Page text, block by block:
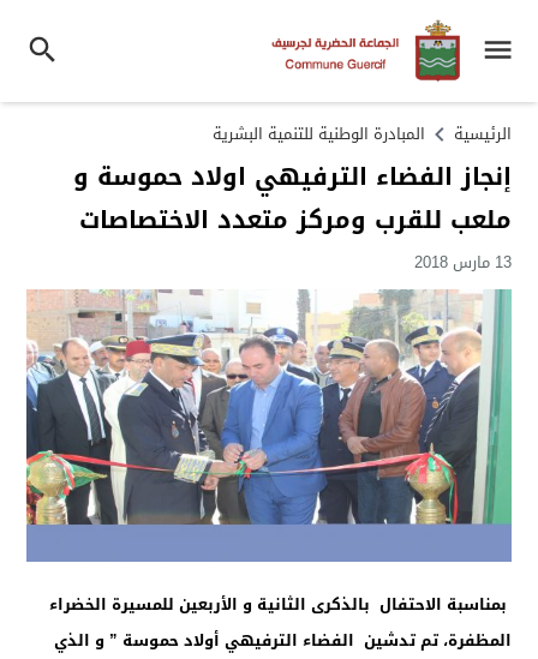
الرئيسية المبادرة الوطنية للتنمية البشرية
إنجاز الفضاء الترفيهي اولاد حموسة و
ملعب للقرب ومركز متعدد الاختصاصات
13 مارس 2018
بمناسبة الاحتفال بالذكرى الثانية و الأربعين للمسيرة الخضراء
المظفرة، تم تدشين الفضاء الترفيهي أولاد حموسة ” و الذي